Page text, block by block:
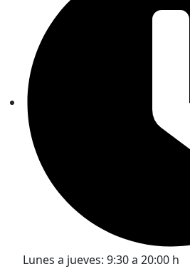
Lunes a jueves: 9:30 a 20:00 h